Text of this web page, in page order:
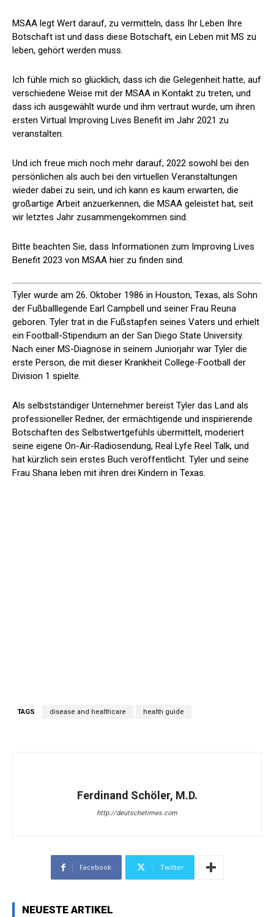
MSAA legt Wert darauf, zu vermitteln, dass Ihr Leben Ihre
Botschaft ist und dass diese Botschaft, ein Leben mit MS zu
leben, gehört werden muss.
Ich fühle mich so glücklich, dass ich die Gelegenheit hatte, auf
verschiedene Weise mit der MSAA in Kontakt zu treten, und
dass ich ausgewählt wurde und ihm vertraut wurde, um ihren
ersten Virtual Improving Lives Benefit im Jahr 2021 zu
veranstalten.
Und ich freue mich noch mehr darauf, 2022 sowohl bei den
persönlichen als auch bei den virtuellen Veranstaltungen
wieder dabei zu sein, und ich kann es kaum erwarten, die
großartige Arbeit anzuerkennen, die MSAA geleistet hat, seit
wir letztes Jahr zusammengekommen sind.
Bitte beachten Sie, dass Informationen zum Improving Lives
Benefit 2023 von MSAA hier zu finden sind.
Tyler wurde am 26. Oktober 1986 in Houston, Texas, als Sohn
der Fußballlegende Earl Campbell und seiner Frau Reuna
geboren. Tyler trat in die Fußstapfen seines Vaters und erhielt
ein Football-Stipendium an der San Diego State University.
Nach einer MS-Diagnose in seinem Juniorjahr war Tyler die
erste Person, die mit dieser Krankheit College-Football der
Division 1 spielte.
Als selbstständiger Unternehmer bereist Tyler das Land als
professioneller Redner, der ermächtigende und inspirierende
Botschaften des Selbstwertgefühls übermittelt, moderiert
seine eigene On-Air-Radiosendung, Real Lyfe Reel Talk, und
hat kürzlich sein erstes Buch veröffentlicht. Tyler und seine
Frau Shana leben mit ihren drei Kindern in Texas.
TAGS disease and healthcare health guide
Ferdinand Schöler, M.D.
http://deutschetimes.com
Facebook Twitter
NEUESTE ARTIKEL